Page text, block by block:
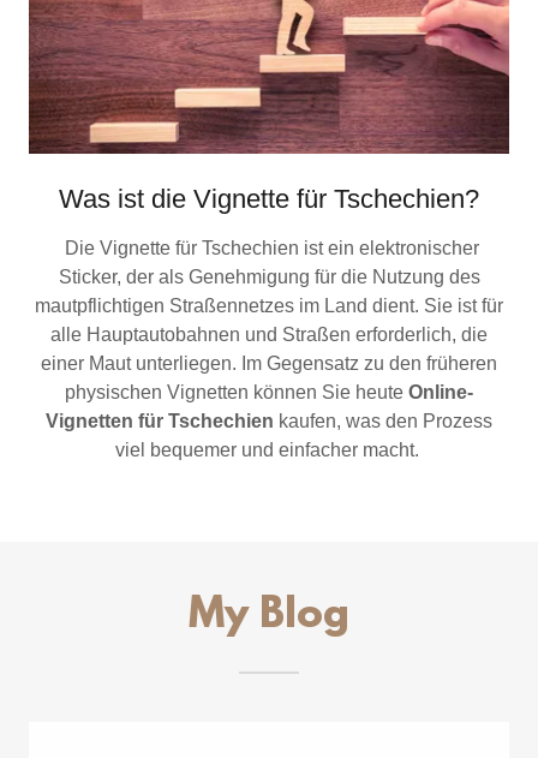
Was ist die Vignette für Tschechien?
Die Vignette für Tschechien ist ein elektronischer
Sticker, der als Genehmigung für die Nutzung des
mautpflichtigen Straßennetzes im Land dient. Sie ist für
alle Hauptautobahnen und Straßen erforderlich, die
einer Maut unterliegen. Im Gegensatz zu den früheren
physischen Vignetten können Sie heute Online-
Vignetten für Tschechien kaufen, was den Prozess
viel bequemer und einfacher macht.
My Blog